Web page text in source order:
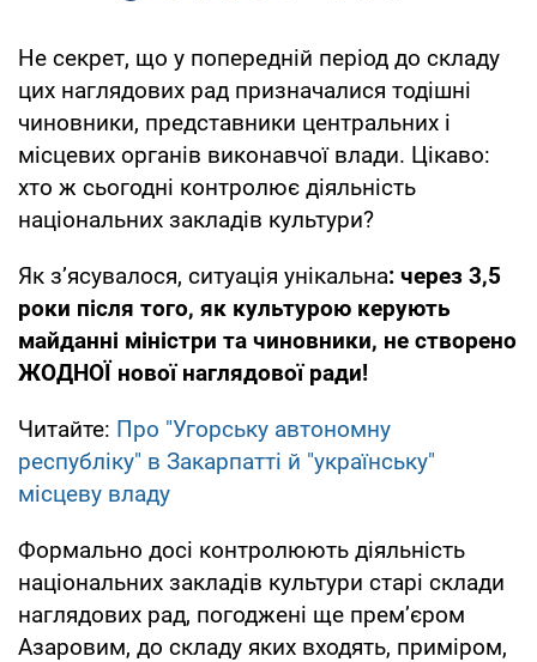
Не секрет, що у попередній період до складу
цих наглядових рад призначалися тодішні
чиновники, представники центральних і
місцевих органів виконавчої влади. Цікаво:
хто ж сьогодні контролює діяльність
національних закладів культури?
Як зʼясувалося, ситуація унікальна: через 3,5
роки після того, як культурою керують
майданні міністри та чиновники, не створено
ЖОДНОЇ нової наглядової ради!
Читайте: Про "Угорську автономну
республіку" в Закарпатті й "українську"
місцеву владу
Формально досі контролюють діяльність
національних закладів культури старі склади
наглядових рад, погоджені ще премʼєром
Азаровим, до складу яких входять, приміром,